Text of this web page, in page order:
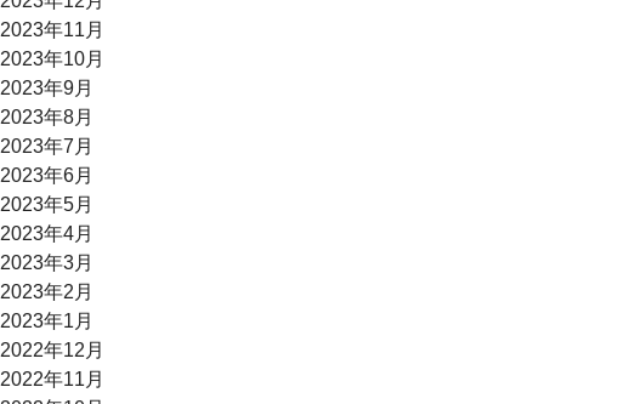
2023年11月
2023年10月
2023年9月
2023年8月
2023年7月
2023年6月
2023年5月
2023年4月
2023年3月
2023年2月
2023年1月
2022年12月
2022年11月